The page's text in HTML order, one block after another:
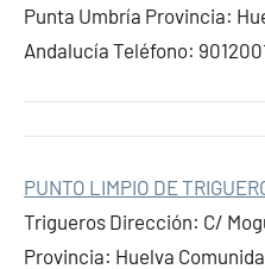
Punta Umbría Provincia:
Andalucía Teléfono:
PUNTO LIMPIO DE
Trigueros Dirección: C/
Provincia: Huelva